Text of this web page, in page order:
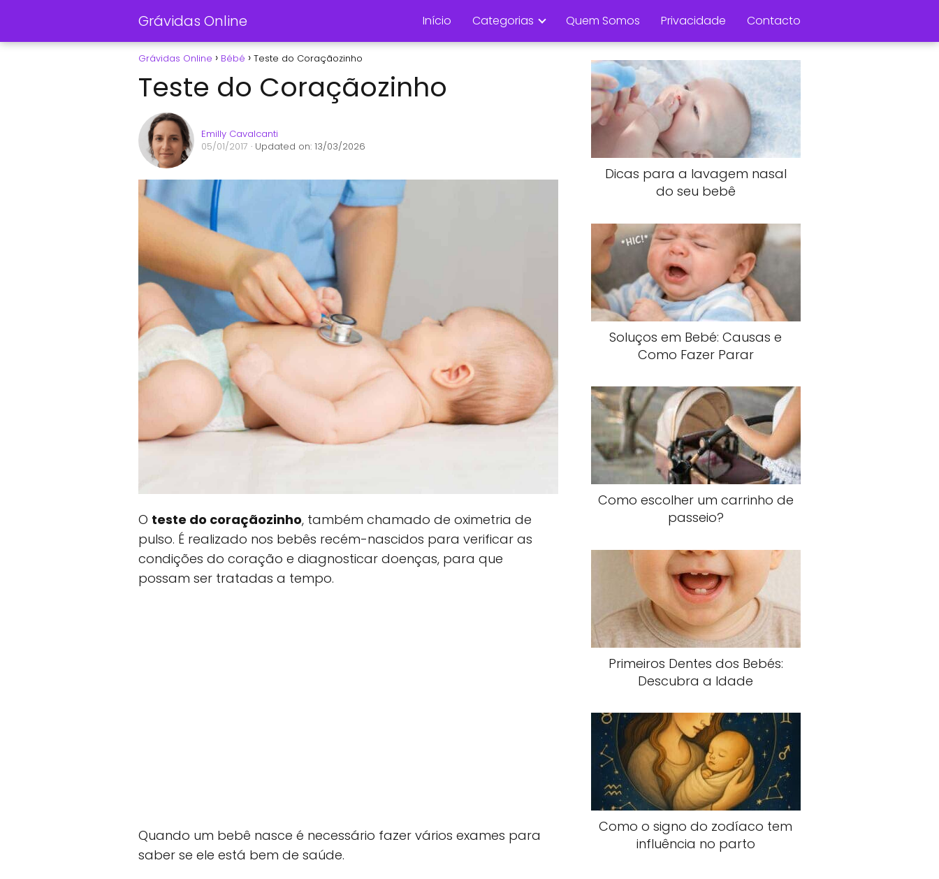
Grávidas Online Início Categorias Quem Somos Privacidade Contacto
Grávidas Online Bébé Teste do Coraçãozinho
Teste do Coraçãozinho
Emilly Cavalcanti
05/01/2017 · Updated on: 13/03/2026
O teste do coraçãozinho, também chamado de oximetria de
pulso. É realizado nos bebês recém-nascidos para verificar as
condições do coração e diagnosticar doenças, para que
possam ser tratadas a tempo.
Quando um bebê nasce é necessário fazer vários exames para
saber se ele está bem de saúde.
Dicas para a lavagem nasal
do seu bebê
Soluços em Bebé: Causas e
Como Fazer Parar
Como escolher um carrinho de
passeio?
Primeiros Dentes dos Bebés:
Descubra a Idade
Como o signo do zodíaco tem
influência no parto